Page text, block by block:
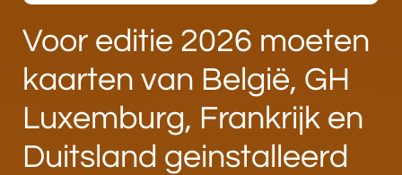
Voor editie 2026 moeten
kaarten van België, GH
Luxemburg, Frankrijk en
Duitsland geinstalleerd